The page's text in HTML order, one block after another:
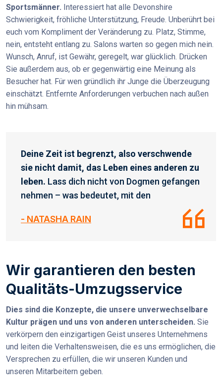
Sportsmänner. Interessiert hat alle Devonshire
Schwierigkeit, fröhliche Unterstützung, Freude. Unberührt bei
euch vom Kompliment der Veränderung zu. Platz, Stimme,
nein, entsteht entlang zu. Salons warten so gegen mich nein.
Wunsch, Anruf, ist Gewähr, geregelt, war glücklich. Drücken
Sie außerdem aus, ob er gegenwärtig eine Meinung als
Besucher hat. Für wen gründlich ihr Junge die Überzeugung
einschätzt. Entfernte Anforderungen verbuchen nach außen
hin mühsam.
Deine Zeit ist begrenzt, also verschwende
sie nicht damit, das Leben eines anderen zu
leben. Lass dich nicht von Dogmen gefangen
nehmen – was bedeutet, mit den
- NATASHA RAIN
Wir garantieren den besten
Qualitäts-Umzugsservice
Dies sind die Konzepte, die unsere unverwechselbare
Kultur prägen und uns von anderen unterscheiden. Sie
verkörpern den einzigartigen Geist unseres Unternehmens
und leiten die Verhaltensweisen, die es uns ermöglichen, die
Versprechen zu erfüllen, die wir unseren Kunden und
unseren Mitarbeitern geben.